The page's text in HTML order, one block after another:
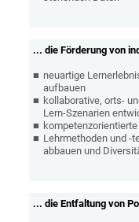
... die Förderung von
neuartige
aufbauen
kollaborative, orts-
Lern-Szenarien
Lehrmethoden und -
abbauen und
... die Entfaltung von